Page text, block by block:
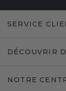
SERVICE
DÉCOUVRIR
NOTRE